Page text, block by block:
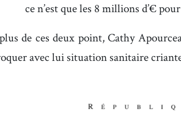
ce n’est que les 8 millions d’€
de ces deux point, Cathy
avec lui situation sanitaire